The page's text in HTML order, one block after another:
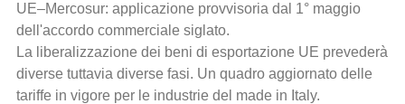
UE–Mercosur: applicazione provvisoria dal 1° maggio
dell'accordo commerciale siglato.
La liberalizzazione dei beni di esportazione UE prevederà
diverse tuttavia diverse fasi. Un quadro aggiornato delle
tariffe in vigore per le industrie del made in Italy.